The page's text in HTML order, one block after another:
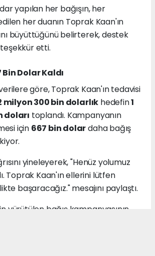
yapılan her bağışın, her
her duanın Toprak Kaan'ın
büyüttüğünü belirterek, destek
etti.
Dolar Kaldı
göre, Toprak Kaan'ın tedavisi
milyon 300 bin dolarlık hedefin1
doları toplandı. Kampanyanın
için 667 bin dolardaha bağış
yineleyerek, "Henüz yolumuz
Toprak Kaan'ın ellerini lütfen
başaracağız." mesajını paylaştı.
yürütülen bağış kampanyasının